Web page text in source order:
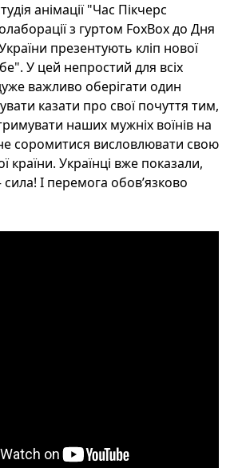
анімації "Час Пікчерс
з гуртом FoxBox до Дня
презентують кліп нової
У цей непростий для всіх
важливо оберігати один
казати про свої почуття тим,
наших мужніх воїнів на
не соромитися висловлювати свою
країни. Українці вже показали,
І перемога обов’язково